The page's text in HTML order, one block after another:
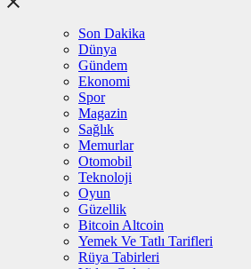
Son Dakika
Dünya
Gündem
Ekonomi
Spor
Magazin
Sağlık
Memurlar
Otomobil
Teknoloji
Oyun
Güzellik
Bitcoin Altcoin
Yemek Ve Tatlı Tarifleri
Rüya Tabirleri